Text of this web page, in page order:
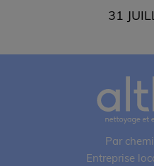
31
Par
Entreprise